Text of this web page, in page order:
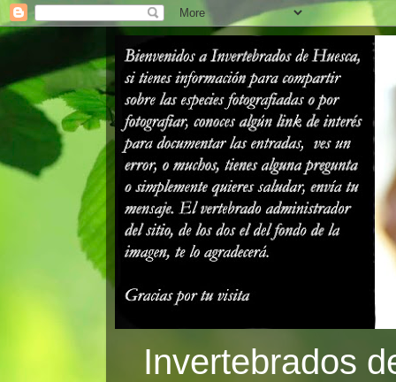
Invertebrados